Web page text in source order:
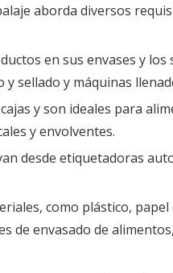
aborda diversos
en sus envases y
sellado y máquinas
y son ideales para
y envolventes.
desde etiquetadoras
como plástico,
de envasado de